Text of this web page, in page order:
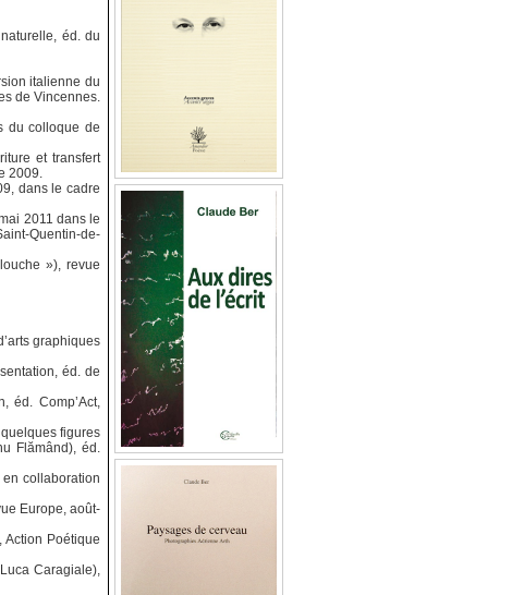
éd. du
italienne du
de Vincennes.
du colloque de
et transfert
2009.
dans le cadre
2011 dans le
Quentin-de-
»), revue
graphiques
éd. de
éd. Comp’Act,
figures
Flămând), éd.
collaboration
Europe, août-
Action Poétique
Caragiale),